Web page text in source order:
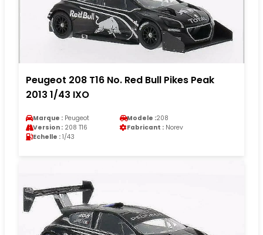
Peugeot 208 T16 No. Red Bull Pikes Peak
2013 1/43 IXO
Marque : Peugeot Modele :208
Version : 208 T16 Fabricant : Norev
Echelle : 1/43